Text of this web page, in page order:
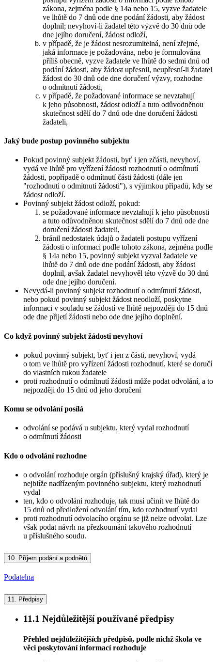
zákona, zejména podle § 14a nebo 15, vyzve žadatele
ve lhůtě do 7 dnů ode dne podání žádosti, aby žádost
doplnil; nevyhoví-li žadatel této výzvě do 30 dnů ode
dne jejího doručení, žádost odloží,
v případě, že je žádost nesrozumitelná, není zřejmé,
jaká informace je požadována, nebo je formulována
příliš obecně, vyzve žadatele ve lhůtě do sedmi dnů od
podání žádosti, aby žádost upřesnil, neupřesní-li žadatel
žádost do 30 dnů ode dne doručení výzvy, rozhodne
o odmítnutí žádosti,
v případě, že požadované informace se nevztahují
k jeho působnosti, žádost odloží a tuto odůvodněnou
skutečnost sdělí do 7 dnů ode dne doručení žádosti
žadateli,
Jaký bude postup povinného subjektu
Pokud povinný subjekt žádosti, byť i jen zčásti, nevyhoví,
vydá ve lhůtě pro vyřízení žádosti rozhodnutí o odmítnutí
žádosti, popřípadě o odmítnutí části žádosti (dále jen
"rozhodnutí o odmítnutí žádosti"), s výjimkou případů, kdy se
žádost odloží.
Povinný subjekt žádost odloží, pokud:
se požadované informace nevztahují k jeho působnosti
a tuto odůvodněnou skutečnost sdělí do 7 dnů ode dne
doručení žádosti žadateli,
bránil nedostatek údajů o žadateli postupu vyřízení
žádosti o informaci podle tohoto zákona, zejména podle
§ 14a nebo 15, povinný subjekt vyzval žadatele ve
lhůtě do 7 dnů ode dne podání žádosti, aby žádost
doplnil, avšak žadatel nevyhověl této výzvě do 30 dnů
ode dne jejího doručení.
Nevydá-li povinný subjekt rozhodnutí o odmítnutí žádosti,
nebo pokud povinný subjekt žádost neodloží, poskytne
informaci v souladu se žádostí ve lhůtě nejpozději do 15 dnů
ode dne přijetí žádosti nebo ode dne jejího doplnění.
Co když povinný subjekt žádosti nevyhoví
pokud povinný subjekt, byť i jen z části, nevyhoví, vydá
o tom ve lhůtě pro vyřízení žádosti rozhodnutí, které se doručí
do vlastních rukou žadatele
proti rozhodnutí o odmítnutí žádosti může podat odvolání, a to
nejpozději do 15 dnů od jeho doručení
Komu se odvolání posílá
odvolání se podává u subjektu, který vydal rozhodnutí
o odmítnutí žádosti
Kdo o odvolání rozhodne
o odvolání rozhoduje orgán (příslušný krajský úřad), který je
nejblíže nadřízeným povinného subjektu, který rozhodnutí
vydal
ten, kdo o odvolání rozhoduje, tak musí učinit ve lhůtě do
15 dnů od předložení odvolání tím, kdo rozhodnutí vydal
proti rozhodnutí odvolacího orgánu se již nelze odvolat. Lze
však podat návrh na přezkoumání takového rozhodnutí
u příslušného soudu.
10. Příjem podání a podnětů
Podatelna
11. Předpisy
11.1 Nejdůležitější používané předpisy
Přehled nejdůležitějších předpisů, podle nichž škola ve
věci poskytování informací rozhoduje